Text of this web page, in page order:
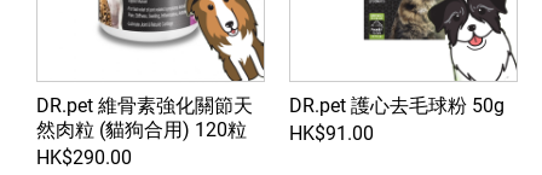
DR.pet 維骨素強化關節天
然肉粒 (貓狗合用) 120粒
HK$290.00
DR.pet 護心去毛球粉 50g
HK$91.00